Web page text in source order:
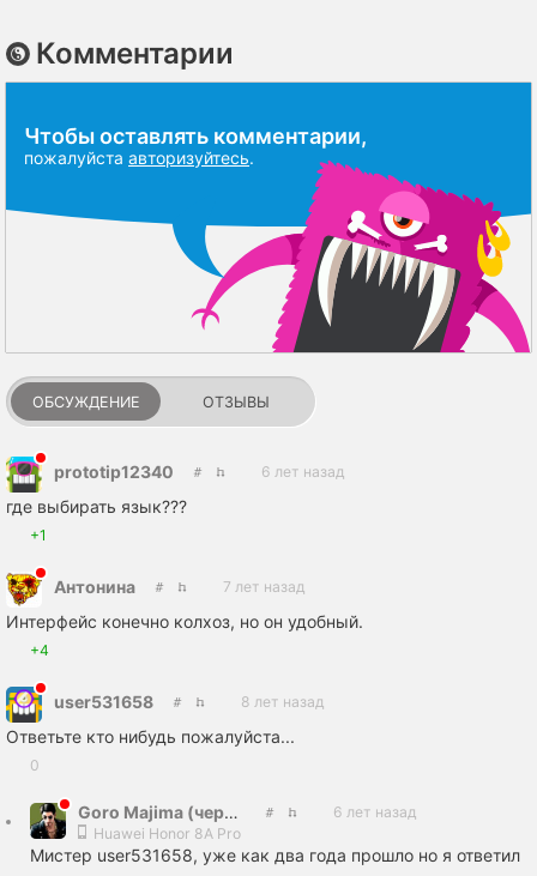
Комментарии
Чтобы оставлять комментарии,
пожалуйста авторизуйтесь.
ОБСУЖДЕНИЕ ОТЗЫВЫ
prototip12340 6 лет назад
где выбирать язык???
+1
Антонина 7 лет назад
Интерфейс конечно колхоз, но он удобный.
+4
user531658 8 лет назад
Ответьте кто нибудь пожалуйста...
0
Goro Majima (червь)
6 лет назад
Huawei Honor 8A Pro
Мистер user531658, уже как два года прошло но я ответил